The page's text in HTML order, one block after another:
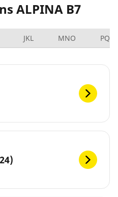
ALPINA B7
JKL MNO PQRS